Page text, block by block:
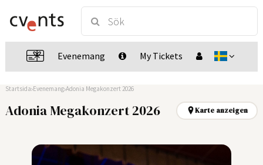
Evenemang My Tickets
Startsida Evenemang Adonia Megakonzert 2026
Adonia Megakonzert 2026 Karte anzeigen